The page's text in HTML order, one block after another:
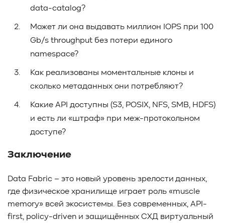
data-catalog?
Может ли она выдавать миллион IOPS при 100
Gb/s throughput без потери единого
namespace?
Как реализованы моментальные клоны и
сколько метаданных они потребляют?
Какие API доступны (S3, POSIX, NFS, SMB, HDFS)
и есть ли «штраф» при меж-протокольном
доступе?
Заключение
Data Fabric – это новый уровень зрелости данных,
где физическое хранилище играет роль «muscle
memory» всей экосистемы. Без современных, API-
first, policy-driven и защищённых СХД виртуальный